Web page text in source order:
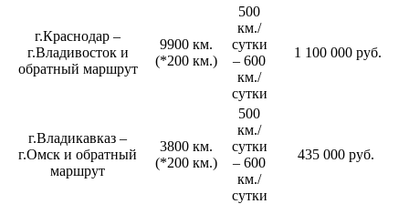
г.Краснодар –
г.Владивосток и
обратный маршрут
9900 км.
(*200 км.)
500
км./
сутки
– 600
км./
сутки
1 100 000 руб.
г.Владикавказ –
г.Омск и обратный
маршрут
3800 км.
(*200 км.)
500
км./
сутки
– 600
км./
сутки
435 000 руб.